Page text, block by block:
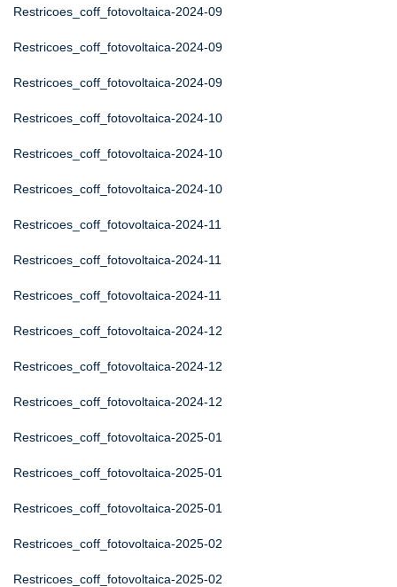
Restricoes_coff_fotovoltaica-2024-09
Restricoes_coff_fotovoltaica-2024-09
Restricoes_coff_fotovoltaica-2024-09
Restricoes_coff_fotovoltaica-2024-10
Restricoes_coff_fotovoltaica-2024-10
Restricoes_coff_fotovoltaica-2024-10
Restricoes_coff_fotovoltaica-2024-11
Restricoes_coff_fotovoltaica-2024-11
Restricoes_coff_fotovoltaica-2024-11
Restricoes_coff_fotovoltaica-2024-12
Restricoes_coff_fotovoltaica-2024-12
Restricoes_coff_fotovoltaica-2024-12
Restricoes_coff_fotovoltaica-2025-01
Restricoes_coff_fotovoltaica-2025-01
Restricoes_coff_fotovoltaica-2025-01
Restricoes_coff_fotovoltaica-2025-02
Restricoes_coff_fotovoltaica-2025-02